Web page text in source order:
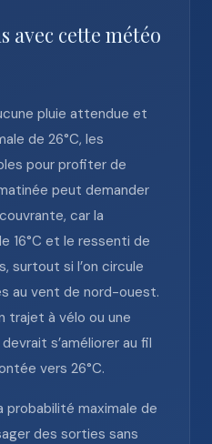
avec cette météo
pluie attendue et
de 26°C, les
pour profiter de
peut demander
car la
16°C et le ressenti de
surtout si l’on circule
au vent de nord-ouest.
trajet à vélo ou une
s’améliorer au fil
vers 26°C.
probabilité maximale de
des sorties sans